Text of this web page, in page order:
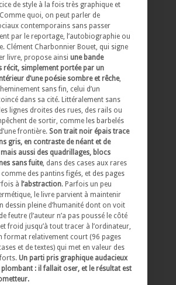
de style à la fois très graphique et
quoi, on peut parler de
contemporains sans passer
par le reportage, l’autobiographie ou
Clément Charbonnier Bouet, qui signe
livre, propose ainsi une bande
récit, simplement portée par un
d’une poésie sombre et rêche,
sans fin, celui d’un
dans sa cité. Littéralement sans
lignes droites des rues, des rails ou
de sortir, comme les barbelés
frontière. Son trait noir épais trace
gris, en contraste de néant et de
mais aussi des quadrillages, blocs
sans fuite, dans des cases aux rares
des pantins figés, et des pages
à l’abstraction. Parfois un peu
le livre parvient à maintenir
dessin pleine d’humanité dont on voit
feutre (l’auteur n’a pas poussé le côté
froid jusqu’à tout tracer à l’ordinateur,
format relativement court (96 pages
et de textes) qui met en valeur des
Un parti pris graphique audacieux
plombant : il fallait oser, et le résultat est